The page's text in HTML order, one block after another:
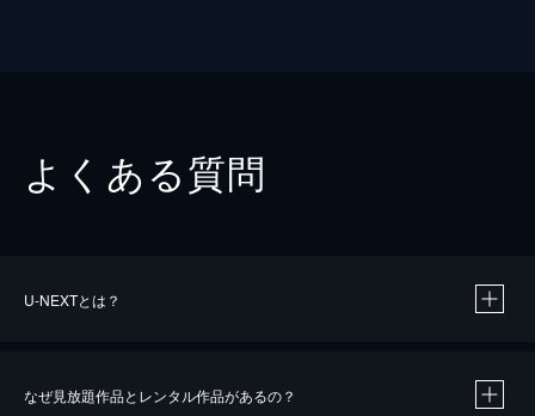
よくある質問
U-NEXTとは？
なぜ見放題作品とレンタル作品があるの？